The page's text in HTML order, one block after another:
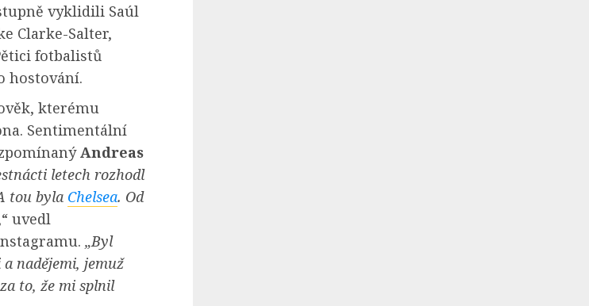
vyklidili Saúl
Clarke-Salter,
fotbalistů
hostování.
kterému
Sentimentální
Andreas
letech rozhodl
tou byla Chelsea. Od
uvedl
„Byl
nadějemi, jemuž
to, že mi splnil